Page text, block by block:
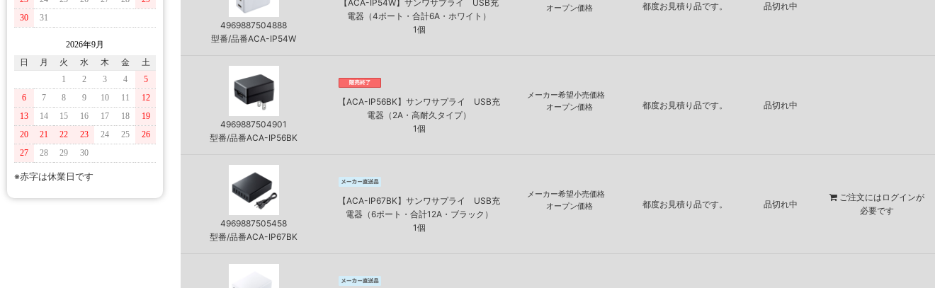
30
31
2026年9月
日
月 火 水 木 金
土
1
2 3 4
5
6
7 8 9 10 11
12
13
14 15 16 17 18
19
20
21 22 23 24 25
26
27
28 29 30
※赤字は休業日です
4969887504888
型番/品番ACA-IP54W
【ACA-IP54W】サンワサプライ USB充
電器（4ポート・合計6A・ホワイト）
1個
オープン価格
都度お見積り品です。 品切れ中
4969887504901
型番/品番ACA-IP56BK
【ACA-IP56BK】サンワサプライ USB充
電器（2A・高耐久タイプ）
1個
メーカー希望小売価格
オープン価格
都度お見積り品です。 品切れ中
4969887505458
型番/品番ACA-IP67BK
【ACA-IP67BK】サンワサプライ USB充
電器（6ポート・合計12A・ブラック）
1個
メーカー希望小売価格
オープン価格
都度お見積り品です。 品切れ中
ご注文には ログインが
必要です